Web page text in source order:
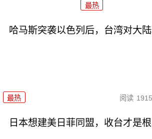
最热
哈马斯突袭以色列后，台湾对大
最热 阅读
日本想建美日菲同盟，收台才是